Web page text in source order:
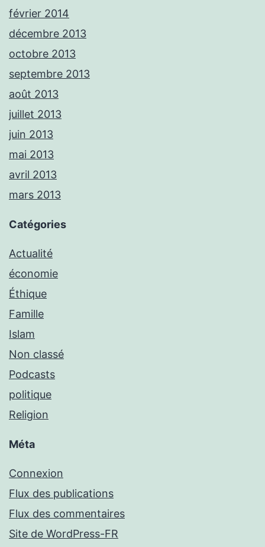
février 2014
décembre 2013
octobre 2013
septembre 2013
août 2013
juillet 2013
juin 2013
mai 2013
avril 2013
mars 2013
Catégories
Actualité
économie
Éthique
Famille
Islam
Non classé
Podcasts
politique
Religion
Méta
Connexion
Flux des publications
Flux des commentaires
Site de WordPress-FR